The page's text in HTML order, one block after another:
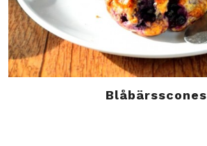
Blåbärsscones